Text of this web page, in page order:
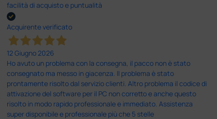
facilità di acquisto e puntualità
Acquirente verificato
12 Giugno 2026
Ho avuto un problema con la consegna, il pacco non è stato
consegnato ma messo in giacenza. Il problema è stato
prontamente risolto dal servizio clienti. Altro problema il codice di
attivazione del software per il PC non corretto e anche questo
risolto in modo rapido professionale e immediato. Assistenza
super disponibile e professionale più che 5 stelle